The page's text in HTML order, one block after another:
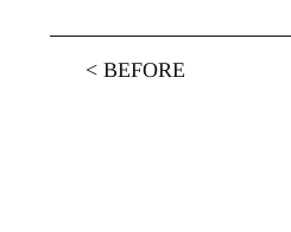
<BEFORE